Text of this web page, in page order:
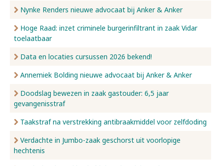
Nynke Renders nieuwe advocaat bij Anker & Anker
Hoge Raad: inzet criminele burgerinfiltrant in zaak Vidar
toelaatbaar
Data en locaties cursussen 2026 bekend!
Annemiek Bolding nieuwe advocaat bij Anker & Anker
Doodslag bewezen in zaak gastouder: 6,5 jaar
gevangenisstraf
Taakstraf na verstrekking antibraakmiddel voor zelfdoding
Verdachte in Jumbo-zaak geschorst uit voorlopige
hechtenis